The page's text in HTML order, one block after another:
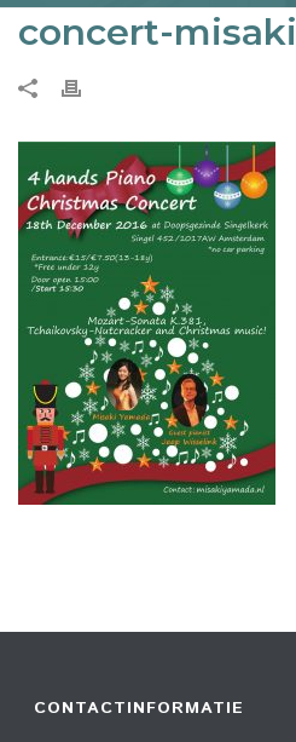
concert-misaki
CONTACTINFORMATIE